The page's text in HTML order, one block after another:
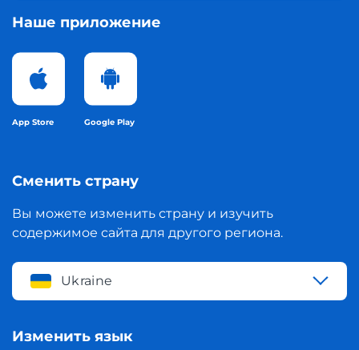
Наше приложение
App Store Google Play
Сменить страну
Вы можете изменить страну и изучить
содержимое сайта для другого региона.
Ukraine
Изменить язык